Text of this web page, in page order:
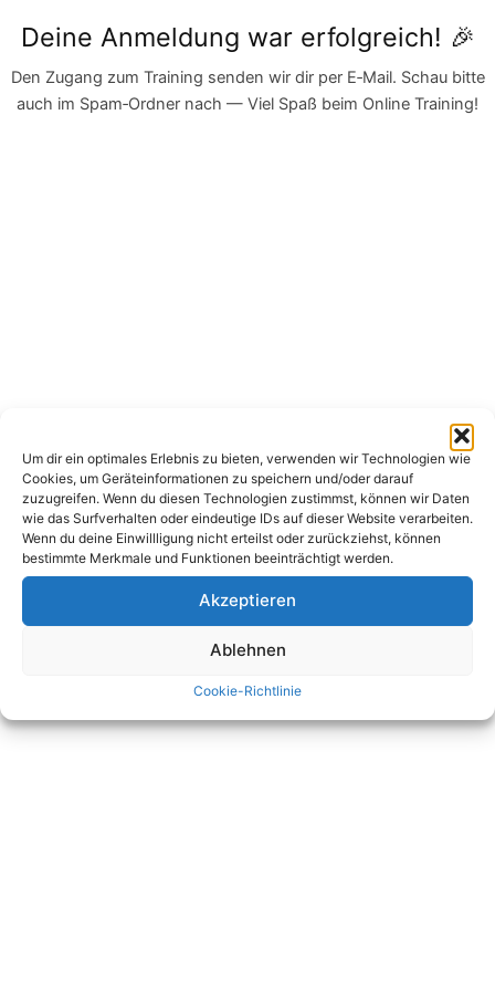
Um dir ein optimales Erlebnis zu bieten, verwenden wir Technologien wie
Cookies, um Geräteinformationen zu speichern und/oder darauf
zuzugreifen. Wenn du diesen Technologien zustimmst, können wir Daten
wie das Surfverhalten oder eindeutige IDs auf dieser Website verarbeiten.
Wenn du deine Einwillligung nicht erteilst oder zurückziehst, können
bestimmte Merkmale und Funktionen beeinträchtigt werden.
Akzeptieren
Ablehnen
Cookie-Richtlinie
Inhalt
Deine Anmeldung war erfolgreich! 🎉
Den Zugang zum Training senden wir dir per E‑Mail. Schau bitte
auch im Spam‑Ordner nach — Viel Spaß beim Online Training!